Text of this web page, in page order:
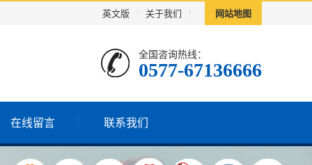
英文版 关于我们 网站地图
全国咨询热线：
0577-67136666
在线留言 联系我们